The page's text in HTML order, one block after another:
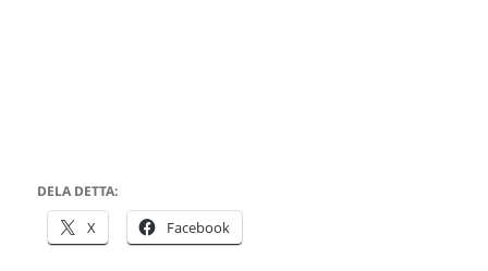
DELA DETTA:
X Facebook